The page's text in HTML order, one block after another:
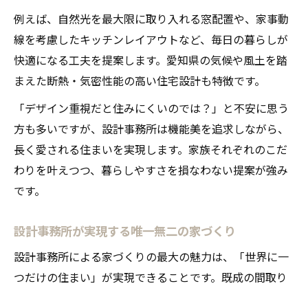
例えば、自然光を最大限に取り入れる窓配置や、家事動
線を考慮したキッチンレイアウトなど、毎日の暮らしが
快適になる工夫を提案します。愛知県の気候や風土を踏
まえた断熱・気密性能の高い住宅設計も特徴です。
「デザイン重視だと住みにくいのでは？」と不安に思う
方も多いですが、設計事務所は機能美を追求しながら、
長く愛される住まいを実現します。家族それぞれのこだ
わりを叶えつつ、暮らしやすさを損なわない提案が強み
です。
設計事務所が実現する唯一無二の家づくり
設計事務所による家づくりの最大の魅力は、「世界に一
つだけの住まい」が実現できることです。既成の間取り